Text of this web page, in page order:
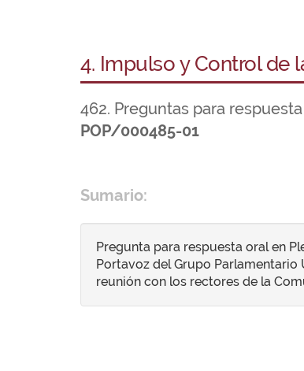
4. Impulso y Control de
462. Preguntas para
POP/000485-01
Sumario:
Pregunta para respuesta oral en
Portavoz del Grupo Parlamentario
reunión con los rectores de la